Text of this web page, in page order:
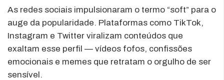
As redes sociais impulsionaram o termo “soft” para o
auge da popularidade. Plataformas como TikTok,
Instagram e Twitter viralizam conteúdos que
exaltam esse perfil — vídeos fofos, confissões
emocionais e memes que retratam o orgulho de ser
sensível.